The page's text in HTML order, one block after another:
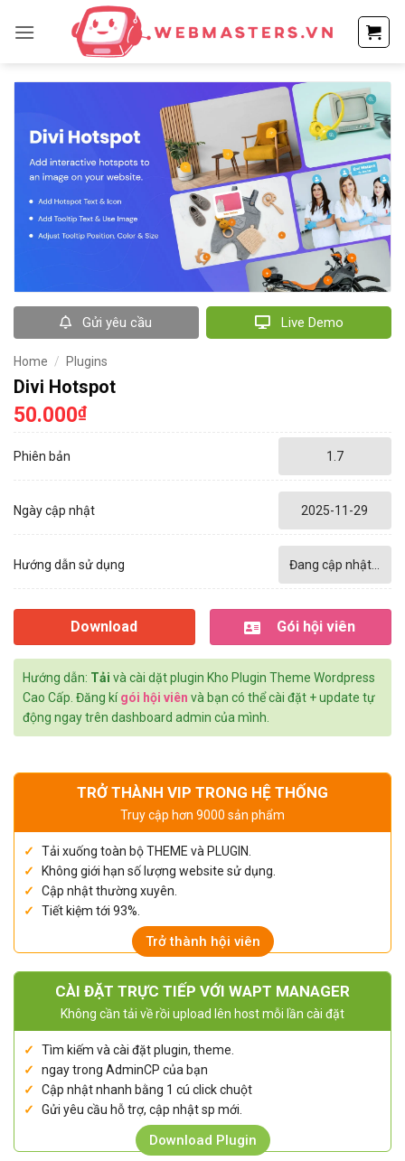
qua
dung
Gửi yêu cầu Live Demo
Home / Plugins
Divi Hotspot
50.000₫
Phiên bản 1.7
Ngày cập nhật 2025-11-29
Hướng dẫn sử dụng Đang cập nhật...
Download Gói hội viên
Hướng dẫn: Tải và cài dặt plugin Kho Plugin Theme Wordpress
Cao Cấp. Đăng kígói hội viên và bạn có thể cài đặt + update tự
động ngay trên dashboard admin của mình.
TRỞ THÀNH VIP TRONG HỆ THỐNG
Truy cập hơn 9000 sản phẩm
Tải xuống toàn bộ THEME và PLUGIN.
Không giới hạn số lượng website sử dụng.
Cập nhật thường xuyên.
Tiết kiệm tới 93%.
Trở thành hội viên
CÀI ĐẶT TRỰC TIẾP VỚI WAPT MANAGER
Không cần tải về rồi upload lên host mỗi lần cài đặt
Tìm kiếm và cài đặt plugin, theme.
ngay trong AdminCP của bạn
Cập nhật nhanh bằng 1 cú click chuột
Gửi yêu cầu hỗ trợ, cập nhật sp mới.
Download Plugin